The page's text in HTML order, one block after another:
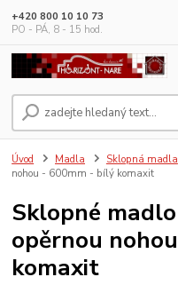
+420 800 10 10 73
PO - PÁ, 8 - 15 hod.
Úvod Madla Sklopná madla
nohou - 600mm - bílý komaxit
Sklopné
opěrnou
komaxit